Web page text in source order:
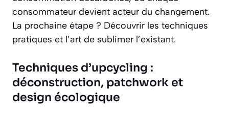
consommateur devient acteur du changement.
La prochaine étape ? Découvrir les techniques
pratiques et l’art de sublimer l’existant.
Techniques d’upcycling :
déconstruction, patchwork et
design écologique